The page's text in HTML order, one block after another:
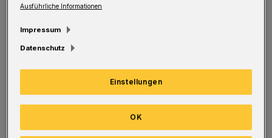
Betriebstechnik, Fachinformatiker für
Systemintegration, Tischler sowie
Mediengestalterin Digital und Print.
Ausführliche Informationen
Impressum
Datenschutz
Einstellungen
OK